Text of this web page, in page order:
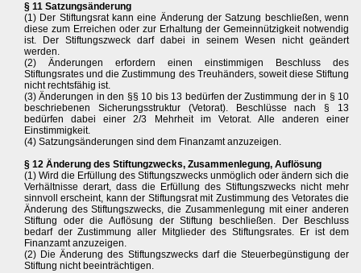
§ 11 Satzungsänderung
(1) Der Stiftungsrat kann eine Änderung der Satzung beschließen, wenn
diese zum Erreichen oder zur Erhaltung der Gemeinnützigkeit notwendig
ist. Der Stiftungszweck darf dabei in seinem Wesen nicht geändert
werden.
(2) Änderungen erfordern einen einstimmigen Beschluss des
Stiftungsrates und die Zustimmung des Treuhänders, soweit diese Stiftung
nicht rechtsfähig ist.
(3) Änderungen in den §§ 10 bis 13 bedürfen der Zustimmung der in § 10
beschriebenen Sicherungsstruktur (Vetorat). Beschlüsse nach § 13
bedürfen dabei einer 2/3 Mehrheit im Vetorat. Alle anderen einer
Einstimmigkeit.
(4) Satzungsänderungen sind dem Finanzamt anzuzeigen.
§ 12 Änderung des Stiftungzwecks, Zusammenlegung, Auflösung
(1) Wird die Erfüllung des Stiftungszwecks unmöglich oder ändern sich die
Verhältnisse derart, dass die Erfüllung des Stiftungszwecks nicht mehr
sinnvoll erscheint, kann der Stiftungsrat mit Zustimmung des Vetorates die
Änderung des Stiftungszwecks, die Zusammenlegung mit einer anderen
Stiftung oder die Auflösung der Stiftung beschließen. Der Beschluss
bedarf der Zustimmung aller Mitglieder des Stiftungsrates. Er ist dem
Finanzamt anzuzeigen.
(2) Die Änderung des Stiftungszwecks darf die Steuerbegünstigung der
Stiftung nicht beeinträchtigen.